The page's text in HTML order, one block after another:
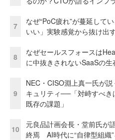
7
なぜ“PoC疲れ”が蔓延して
いい」実験感覚から抜け出
8
なぜセールスフォースは
に中抜きされないSaaSの生
9
NEC・CISO淵上真一氏が
キュリティ──「対峙すべき
既存の課題」
10
元良品計画会長・堂前氏が
終焉 AI時代に“自律型組織